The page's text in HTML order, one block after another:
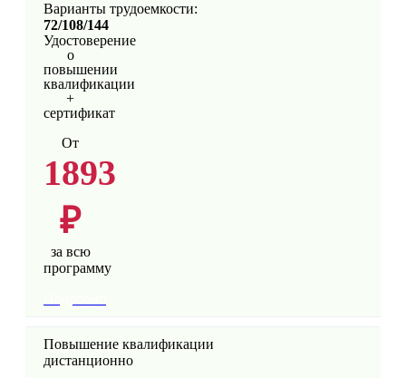
Варианты трудоемкости:
72/108/144
Удостоверение
о
повышении
квалификации
+
сертификат
От
1893
₽
за всю
программу
Повышение квалификации
дистанционно